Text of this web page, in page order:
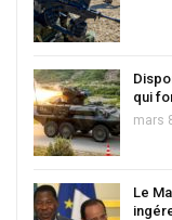
qui
mars
Le